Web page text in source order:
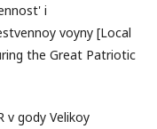
i
voyny [Local
the Great Patriotic
v gody Velikoy